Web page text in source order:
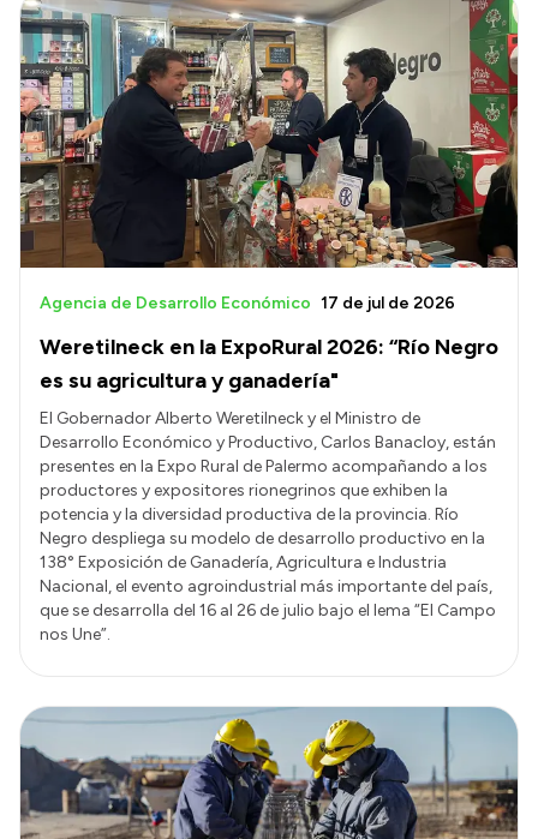
Weretilneck en la ExpoRural 2026: “Río Negro
es su agricultura y ganadería"
Agencia de Desarrollo Económico 17 de jul de 2026
El Gobernador Alberto Weretilneck y el Ministro de
Desarrollo Económico y Productivo, Carlos Banacloy, están
presentes en la Expo Rural de Palermo acompañando a los
productores y expositores rionegrinos que exhiben la
potencia y la diversidad productiva de la provincia. Río
Negro despliega su modelo de desarrollo productivo en la
138° Exposición de Ganadería, Agricultura e Industria
Nacional, el evento agroindustrial más importante del país,
que se desarrolla del 16 al 26 de julio bajo el lema “El Campo
nos Une”.